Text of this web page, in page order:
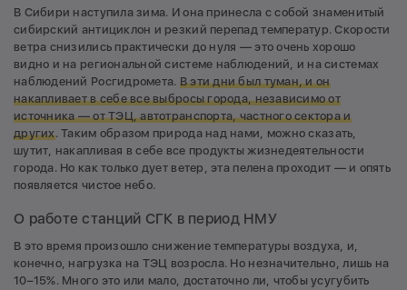
В Сибири наступила зима. И она принесла с собой знаменитый
сибирский антициклон и резкий перепад температур. Скорости
ветра снизились практически до нуля — это очень хорошо
видно и на региональной системе наблюдений, и на системах
наблюдений Росгидромета. В эти дни был туман, и он
накапливает в себе все выбросы города, независимо от
источника — от ТЭЦ, автотранспорта, частного сектора и
других. Таким образом природа над нами, можно сказать,
шутит, накапливая в себе все продукты жизнедеятельности
города. Но как только дует ветер, эта пелена проходит — и опять
появляется чистое небо.
О работе станций СГК в период НМУ
В это время произошло снижение температуры воздуха, и,
конечно, нагрузка на ТЭЦ возросла. Но незначительно, лишь на
10–15%. Много это или мало, достаточно ли, чтобы усугубить